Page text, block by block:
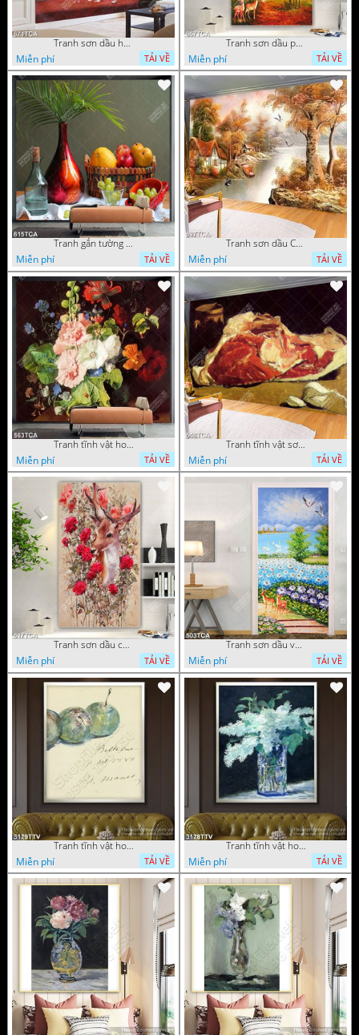
Tranh sơn dầu hoa quả tĩnh vật nghệ thuật gắn tường
Miễn phí
TẢI VỀ
Tranh sơn dầu phong cảnh mùa thu cây lá vàng và nai trang trí tường
Miễn phí
TẢI VỀ
Tranh gắn tường hoa quả nghệ thuật
Miễn phí
TẢI VỀ
Tranh sơn dầu Châu Âu phong cảnh ngôi làng bên dòng sông
Miễn phí
TẢI VỀ
Tranh tĩnh vật hoa quả decor phòng khách in uv
Miễn phí
TẢI VỀ
Tranh tĩnh vật sơn dầu nước ngoài trang trí phòng bếp
Miễn phí
TẢI VỀ
Tranh sơn dầu chú nai trong vườn hoa decor tường in uv
Miễn phí
TẢI VỀ
Tranh sơn dầu vườn hoa bên dòng sông decor tường
Miễn phí
TẢI VỀ
Tranh tĩnh vật hoa quả sơn dầu dán tường đẹp
Miễn phí
TẢI VỀ
Tranh tĩnh vật hoa quả sơn dầu trang trí tường đẹp
Miễn phí
TẢI VỀ